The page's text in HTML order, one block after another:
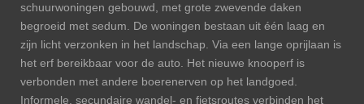
schuurwoningen gebouwd, met grote zwevende daken
begroeid met sedum. De woningen bestaan uit één laag en
zijn licht verzonken in het landschap. Via een lange oprijlaan is
het erf bereikbaar voor de auto. Het nieuwe knooperf is
verbonden met andere boerenerven op het landgoed.
Informele, secundaire wandel- en fietsroutes verbinden het